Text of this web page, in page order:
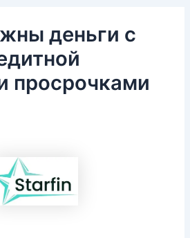
деньги с
просрочками